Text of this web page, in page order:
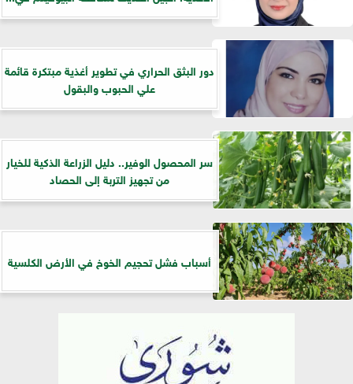
دور البثق الحراري في تطوير أغذية مبتكرة قائمة
علي الحبوب والبقول
سر المحصول الوفير.. دليل الزراعة الذكية للخيار
من تجهيز التربة إلى الحصاد
أسباب فشل تحجيم الخوخ في الأرض الكلسية